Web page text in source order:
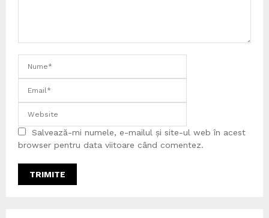
Salvează-mi numele, e-mailul și site-ul web în acest
browser pentru data viitoare când comentez.